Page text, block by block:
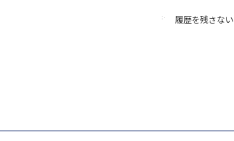
履歴を残さない